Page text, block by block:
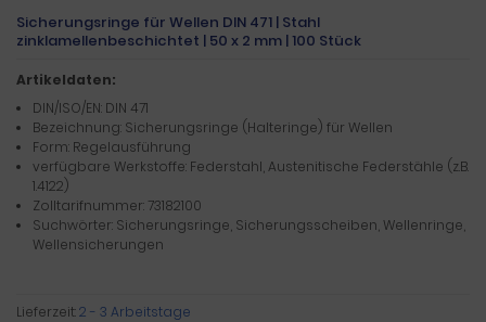
Sicherungsringe für Wellen DIN 471 | Stahl
zinklamellenbeschichtet | 50 x 2 mm | 100 Stück
Artikeldaten:
DIN/ISO/EN: DIN 471
Bezeichnung: Sicherungsringe (Halteringe) für Wellen
Form: Regelausführung
verfügbare Werkstoffe: Federstahl, Austenitische Federstähle (z.B.
1.4122)
Zolltarifnummer: 73182100
Suchwörter: Sicherungsringe, Sicherungsscheiben, Wellenringe,
Wellensicherungen
Lieferzeit:2 - 3 Arbeitstage